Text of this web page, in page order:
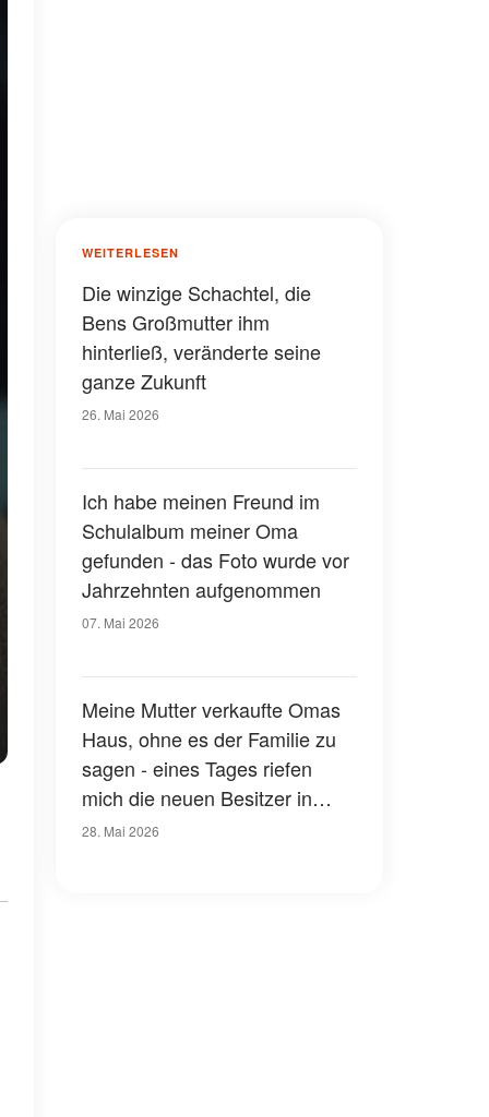
WEITERLESEN
Die winzige Schachtel, die
Bens Großmutter ihm
hinterließ, veränderte seine
ganze Zukunft
26. Mai 2026
Ich habe meinen Freund im
Schulalbum meiner Oma
gefunden - das Foto wurde vor
Jahrzehnten aufgenommen
07. Mai 2026
Meine Mutter verkaufte Omas
Haus, ohne es der Familie zu
sagen - eines Tages riefen
mich die neuen Besitzer in
Panik an
28. Mai 2026